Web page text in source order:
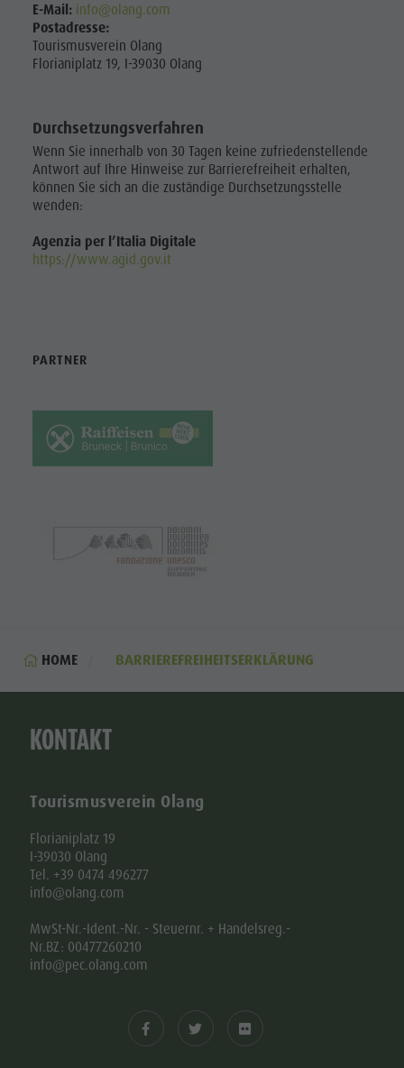
E-Mail: info@olang.com
Postadresse:
Tourismusverein Olang
Florianiplatz 19, I-39030 Olang
Durchsetzungsverfahren
Wenn Sie innerhalb von 30 Tagen keine zufriedenstellende
Antwort auf Ihre Hinweise zur Barrierefreiheit erhalten,
können Sie sich an die zuständige Durchsetzungsstelle
wenden:
Agenzia per l’Italia Digitale
https://www.agid.gov.it
PARTNER
HOME BARRIEREFREIHEITSERKLÄRUNG
KONTAKT
Tourismusverein Olang
Florianiplatz 19
I-39030 Olang
Tel. +39 0474 496277
info@olang.com
MwSt-Nr.-Ident.-Nr. - Steuernr. + Handelsreg.-
Nr.BZ: 00477260210
info@pec.olang.com